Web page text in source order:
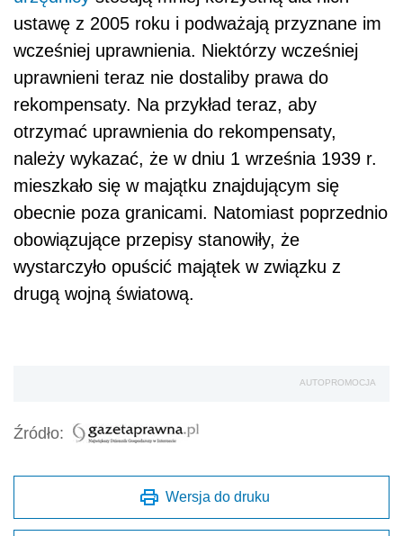
ustawę z 2005 roku i podważają przyznane im
wcześniej uprawnienia. Niektórzy wcześniej
uprawnieni teraz nie dostaliby prawa do
rekompensaty. Na przykład teraz, aby
otrzymać uprawnienia do rekompensaty,
należy wykazać, że w dniu 1 września 1939 r.
mieszkało się w majątku znajdującym się
obecnie poza granicami. Natomiast poprzednio
obowiązujące przepisy stanowiły, że
wystarczyło opuścić majątek w związku z
drugą wojną światową.
AUTOPROMOCJA
Źródło:
Wersja do druku